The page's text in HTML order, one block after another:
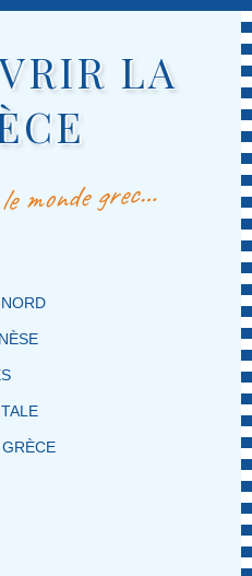
LA
monde grec…